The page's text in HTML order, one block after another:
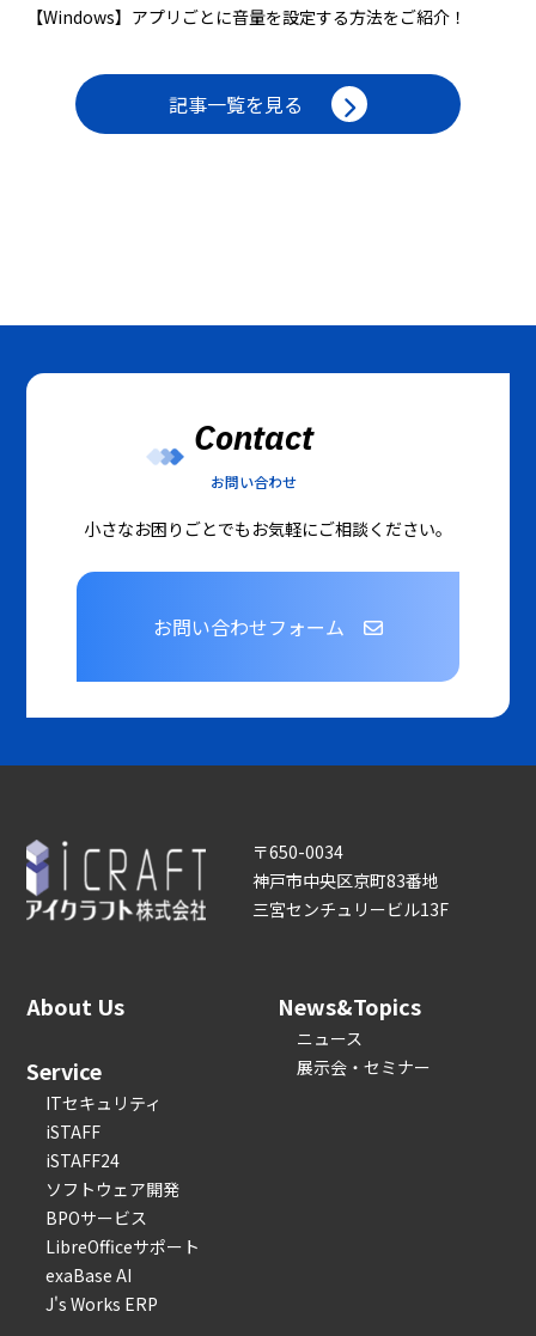
【Windows】アプリごとに音量を設定する方法をご紹介！
記事一覧を見る
Contact
お問い合わせ
小さなお困りごとでもお気軽にご相談ください。
お問い合わせフォーム
〒650-0034
神戸市中央区京町83番地
三宮センチュリービル13F
About Us
Service
ITセキュリティ
iSTAFF
iSTAFF24
ソフトウェア開発
BPOサービス
LibreOfficeサポート
exaBase AI
J's Works ERP
News&Topics
ニュース
展示会・セミナー